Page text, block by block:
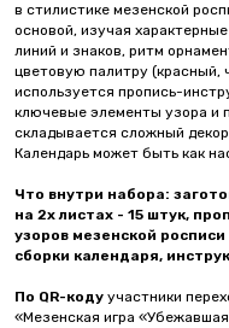
в стилистике мезенской
основой, изучая
линий и знаков, ритм
цветовую палитру (красный,
используется пропись-
ключевые элементы узора и
складывается сложный
Календарь может быть как
Что внутри набора:
на 2х листах - 15 штук,
узоров мезенской
сборки календаря,
По QR-коду участники
«Мезенская игра